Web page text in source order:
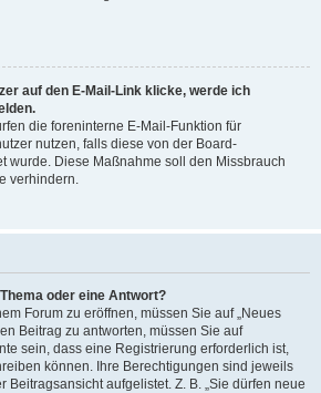
auf den E-Mail-Link klicke, werde ich
die foreninterne E-Mail-Funktion für
nutzen, falls diese von der Board-
wurde. Diese Maßnahme soll den Missbrauch
verhindern.
oder eine Antwort?
Forum zu eröffnen, müssen Sie auf „Neues
Beitrag zu antworten, müssen Sie auf
sein, dass eine Registrierung erforderlich ist,
können. Ihre Berechtigungen sind jeweils
Beitragsansicht aufgelistet. Z. B. „Sie dürfen neue